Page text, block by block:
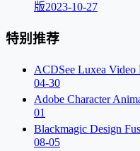
版2023-10-27
特别推荐
ACDSee Luxea
04-30
Adobe Character
01
Blackmagic Design
08-05